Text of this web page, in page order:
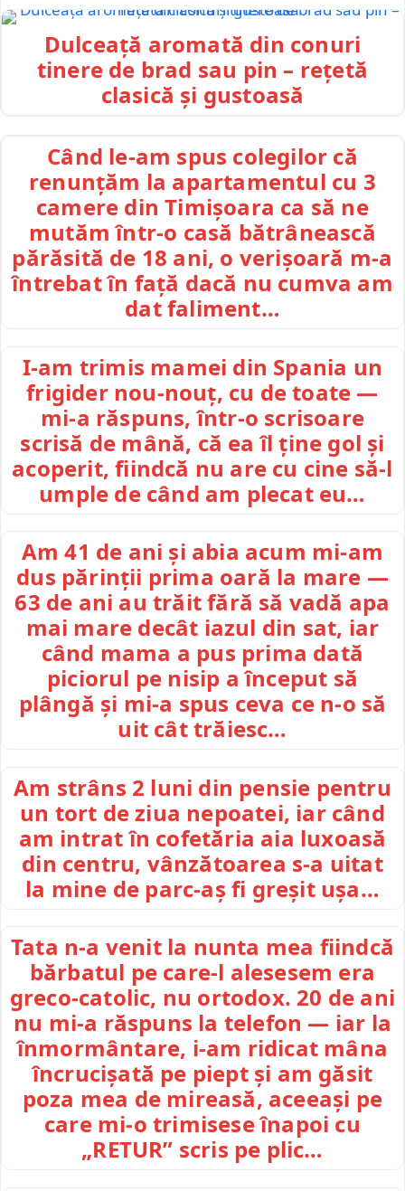
Dulceață aromată din conuri
tinere de brad sau pin – rețetă
clasică și gustoasă
Când le-am spus colegilor că
renunțăm la apartamentul cu 3
camere din Timișoara ca să ne
mutăm într-o casă bătrânească
părăsită de 18 ani, o verișoară m-a
întrebat în față dacă nu cumva am
dat faliment…
I-am trimis mamei din Spania un
frigider nou-nouț, cu de toate —
mi-a răspuns, într-o scrisoare
scrisă de mână, că ea îl ține gol și
acoperit, fiindcă nu are cu cine să-l
umple de când am plecat eu…
Am 41 de ani și abia acum mi-am
dus părinții prima oară la mare —
63 de ani au trăit fără să vadă apa
mai mare decât iazul din sat, iar
când mama a pus prima dată
piciorul pe nisip a început să
plângă și mi-a spus ceva ce n-o să
uit cât trăiesc…
Am strâns 2 luni din pensie pentru
un tort de ziua nepoatei, iar când
am intrat în cofetăria aia luxoasă
din centru, vânzătoarea s-a uitat
la mine de parc-aș fi greșit ușa…
Tata n-a venit la nunta mea fiindcă
bărbatul pe care-l alesesem era
greco-catolic, nu ortodox. 20 de ani
nu mi-a răspuns la telefon — iar la
înmormântare, i-am ridicat mâna
încrucișată pe piept și am găsit
poza mea de mireasă, aceeași pe
care mi-o trimisese înapoi cu
„RETUR” scris pe plic…